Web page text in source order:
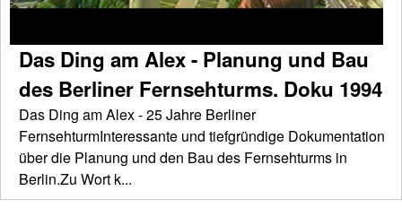
Das Ding am Alex - Planung und Bau
des Berliner Fernsehturms. Doku 1994
Das Ding am Alex - 25 Jahre Berliner
FernsehturmInteressante und tiefgründige Dokumentation
über die Planung und den Bau des Fernsehturms in
Berlin.Zu Wort k...